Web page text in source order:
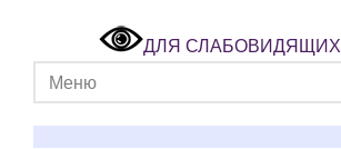
ДЛЯ СЛАБОВИДЯЩИХ
Меню